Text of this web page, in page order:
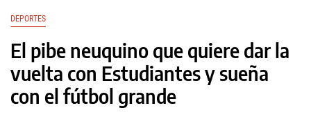
DEPORTES
El pibe neuquino que quiere dar la
vuelta con Estudiantes y sueña
con el fútbol grande